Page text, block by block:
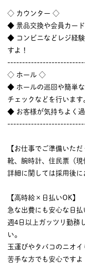
◇ カウンター ◇
◆ 景品交換や会員カー
◆ コンビニなどレジ経
すよ！
◇ ホール ◇
◆ ホールの巡回や簡単
チェックなどを行います
◆ お客様が気持ちよく過
【お仕事でご準備いただ
靴、腕時計、住民票（
詳細に関しては採用後に
【高時給×日払いOK】
急な出費にも安心な日払
週4日以上ガッツリ勤務
い。
玉運びやタバコのニオ
苦手な方でも安心ですよ